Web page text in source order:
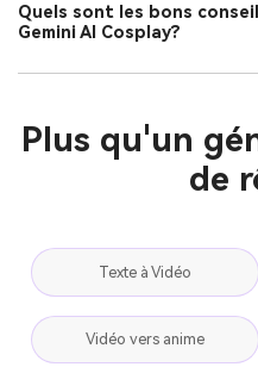
Quels sont les bons
Gemini AI Cosplay?
Plus qu'un
de
Texte à Vidéo
Vidéo vers anime